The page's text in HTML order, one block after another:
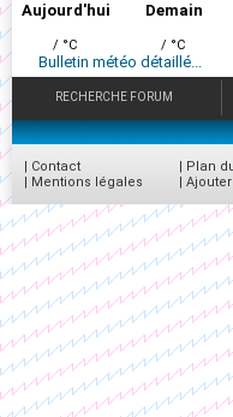
Aujourd'hui
/ °C
Demain
/ °C
Bulletin météo détaillé...
RECHERCHE FORUM
| Contact
| Mentions légales
| Plan
|